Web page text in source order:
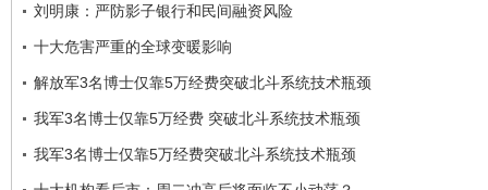
刘明康：严防影子银行和民间融资风险
十大危害严重的全球变暖影响
解放军3名博士仅靠5万经费突破北斗系统技术瓶颈
我军3名博士仅靠5万经费 突破北斗系统技术瓶颈
我军3名博士仅靠5万经费突破北斗系统技术瓶颈